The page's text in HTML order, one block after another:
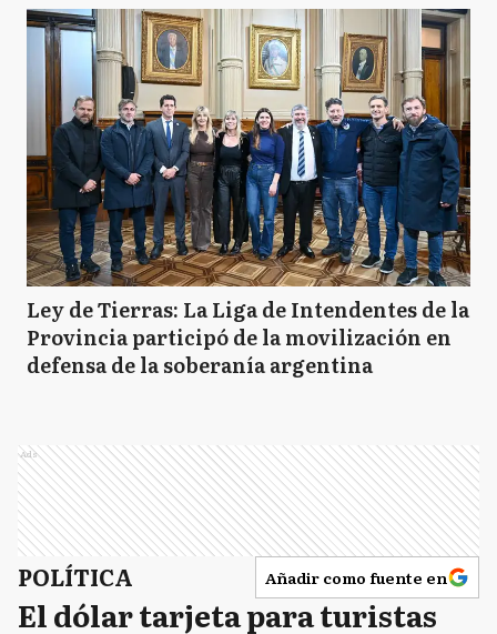
Ley de Tierras: La Liga de Intendentes de la
Provincia participó de la movilización en
defensa de la soberanía argentina
Ads
POLÍTICA Añadir como fuente en
El dólar tarjeta para turistas